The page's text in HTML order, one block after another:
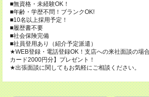
■無資格・未経験OK！
■年齢・学歴不問！ブランクOK!
■10名以上採用予定！
■履歴書不要
■社会保険完備
■社員登用あり（紹介予定派遣）
★WEB登録・電話登録OK！支店への来社面談の場
カード2000円分】プレゼント！
★出張面談に関してもお気軽にご相談ください。